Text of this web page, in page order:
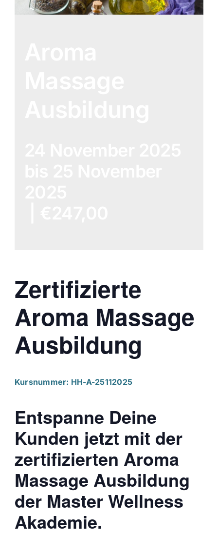
Zertifizierte
Aroma Massage
Ausbildung
Kursnummer: HH-A-25112025
Entspanne Deine
Kunden jetzt mit der
zertifizierten Aroma
Massage Ausbildung
der Master Wellness
Akademie.